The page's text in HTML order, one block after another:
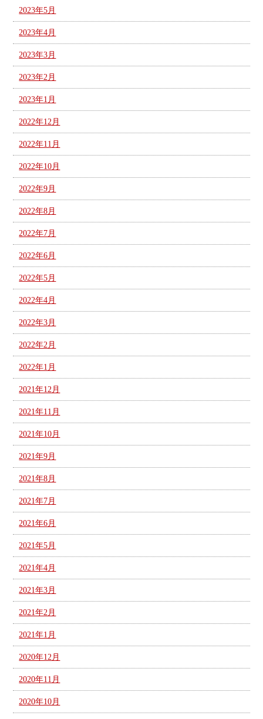
2023年5月
2023年4月
2023年3月
2023年2月
2023年1月
2022年12月
2022年11月
2022年10月
2022年9月
2022年8月
2022年7月
2022年6月
2022年5月
2022年4月
2022年3月
2022年2月
2022年1月
2021年12月
2021年11月
2021年10月
2021年9月
2021年8月
2021年7月
2021年6月
2021年5月
2021年4月
2021年3月
2021年2月
2021年1月
2020年12月
2020年11月
2020年10月